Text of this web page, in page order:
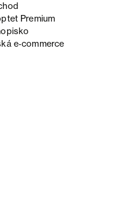
Premium
e‑commerce